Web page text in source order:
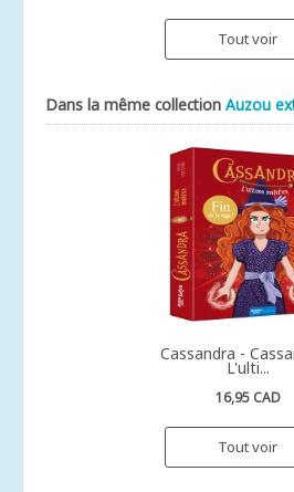
Tout voir
Dans la même collection Auzou
Cassandra -
L'ulti...
16,95 CAD
Tout voir